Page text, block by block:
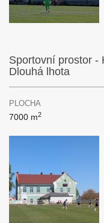
Sportovní prostor -
Dlouhá lhota
PLOCHA
7000 m2